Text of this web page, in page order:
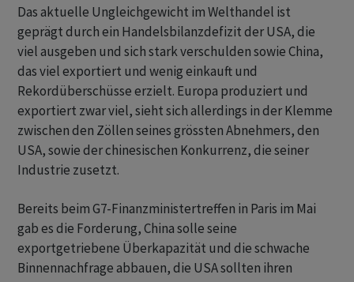
Das aktuelle Ungleichgewicht im Welthandel ist
geprägt durch ein Handelsbilanzdefizit der USA, die
viel ausgeben und sich stark verschulden sowie China,
das viel exportiert und wenig einkauft und
Rekordüberschüsse erzielt. Europa produziert und
exportiert zwar viel, sieht sich allerdings in der Klemme
zwischen den Zöllen seines grössten Abnehmers, den
USA, sowie der chinesischen Konkurrenz, die seiner
Industrie zusetzt.
Bereits beim G7-Finanzministertreffen in Paris im Mai
gab es die Forderung, China solle seine
exportgetriebene Überkapazität und die schwache
Binnennachfrage abbauen, die USA sollten ihren